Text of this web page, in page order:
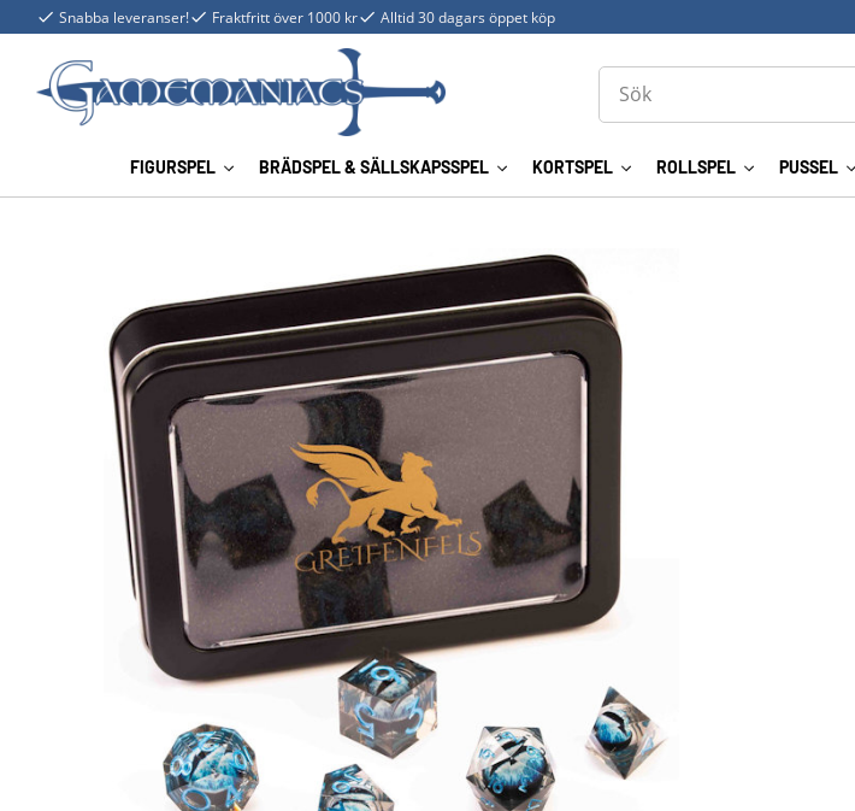
Snabba leveranser! Fraktfritt över 1000 kr Alltid 30 dagars öppet köp
FIGURSPEL BRÄDSPEL & SÄLLSKAPSSPEL KORTSPEL ROLLSPEL PUSSEL